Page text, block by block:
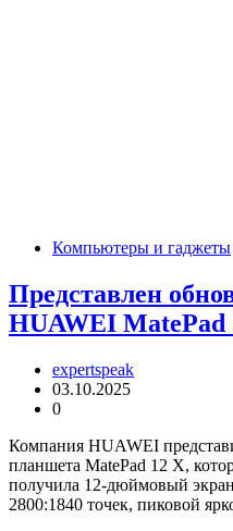
Компьютеры и гаджеты
Представлен
HUAWEI MatePad
expertspeak
03.10.2025
0
Компания HUAWEI
планшета MatePad 12 X,
получила 12-дюймовый
2800:1840 точек, пиковой